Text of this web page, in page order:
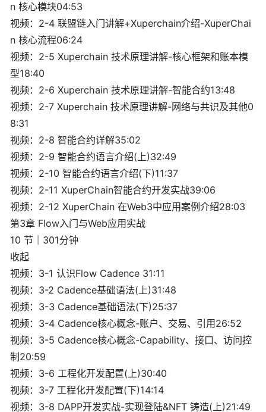
n 核心模块04:53
视频：2-4 联盟链入门讲解+Xuperchain介绍-XuperChai
n 核心流程06:24
视频：2-5 Xuperchain 技术原理讲解-核心框架和账本模
型18:40
视频：2-6 Xuperchain 技术原理讲解-智能合约13:48
视频：2-7 Xuperchain 技术原理讲解-网络与共识及其他0
8:31
视频：2-8 智能合约详解35:02
视频：2-9 智能合约语言介绍(上)32:49
视频：2-10 智能合约语言介绍(下)11:37
视频：2-11 XuperChain智能合约开发实战39:06
视频：2-12 XuperChain 在Web3中应用案例介绍28:03
第3章 Flow入门与Web应用实战
10 节｜301分钟
收起
视频：3-1 认识Flow Cadence 31:11
视频：3-2 Cadence基础语法(上)31:48
视频：3-3 Cadence基础语法(下)25:37
视频：3-4 Cadence核心概念-账户、交易、引用26:52
视频：3-5 Cadence核心概念-Capability、接口、访问控
制20:59
视频：3-6 工程化开发配置(上)30:40
视频：3-7 工程化开发配置(下)14:14
视频：3-8 DAPP开发实战-实现登陆&NFT 铸造(上)21:49